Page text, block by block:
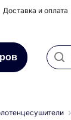
Доставка и оплата
наружных